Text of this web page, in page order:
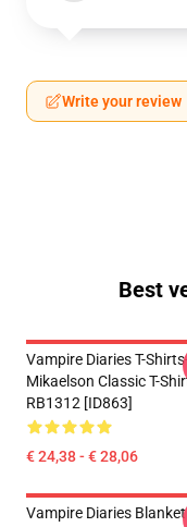
Write your review
Best
Vampire Diaries T-
Mikaelson Classic T-
RB1312 [ID863]
€ 24,38 - € 28,06
Vampire Diaries